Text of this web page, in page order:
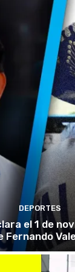
DEPORTES
el 1 de
Fernando